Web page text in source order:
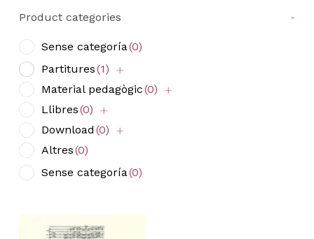
Product categories -
Sense categoría(0)
Partitures(1)
Material pedagògic(0)
Llibres(0)
Download (0)
Altres(0)
Sense categoría(0)